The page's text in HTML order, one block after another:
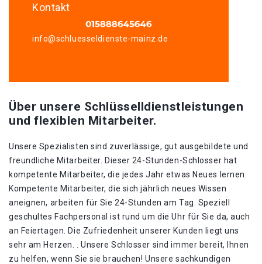
Kontakt
info@schluesseldienste-mainz.de
Über unsere Schlüsselldienstleistungen
und flexiblen Mitarbeiter.
Unsere Spezialisten sind zuverlässige, gut ausgebildete und
freundliche Mitarbeiter. Dieser 24-Stunden-Schlosser hat
kompetente Mitarbeiter, die jedes Jahr etwas Neues lernen.
Kompetente Mitarbeiter, die sich jährlich neues Wissen
aneignen, arbeiten für Sie 24-Stunden am Tag. Speziell
geschultes Fachpersonal ist rund um die Uhr für Sie da, auch
an Feiertagen. Die Zufriedenheit unserer Kunden liegt uns
sehr am Herzen. . Unsere Schlosser sind immer bereit, Ihnen
zu helfen, wenn Sie sie brauchen! Unsere sachkundigen